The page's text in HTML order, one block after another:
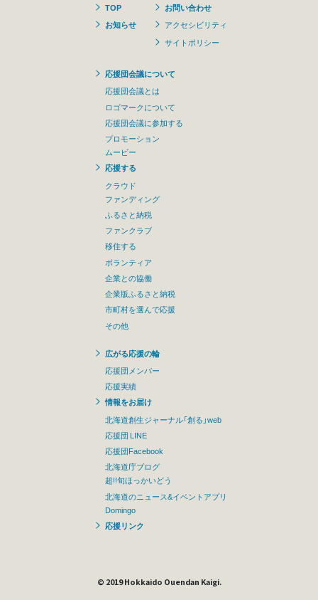
TOP
お知らせ
お問い合わせ
アクセシビリティ
サイトポリシー
応援団会議について
応援団会議とは
ロゴマークについて
応援団会議に参加する
プロモーション
ムービー
応援する
クラウド
ファンディング
ふるさと納税
ファンクラブ
移住する
ボランティア
企業との協働
企業版ふるさと納税
市町村を選んで応援
その他
広がる応援の輪
応援団メンバー
応援実績
情報をお届け
北海道創生ジャーナル「創る」web
応援団 LINE
応援団Facebook
北海道庁ブログ
超!!旬ほっかいどう
北海道のニュース&イベントアプリ
Domingo
応援リンク
© 2019 Hokkaido Ouendan Kaigi.